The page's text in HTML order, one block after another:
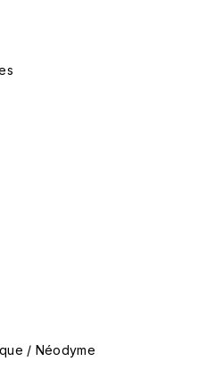
/ Néodyme